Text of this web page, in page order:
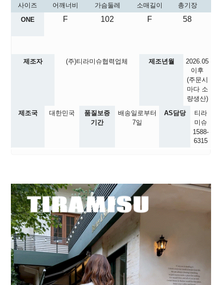
사이즈
어깨너비 가슴둘레 소매길이
총기장
ONE
F 102 F 58
제조자 (주)티라미슈협력업체 제조년월
2026.05
이후
(주문시
마다 소
량생산)
제조국
대한민국
품질보증
기간
배송일로부터
7일
AS담당
티라
미슈
1588-
6315